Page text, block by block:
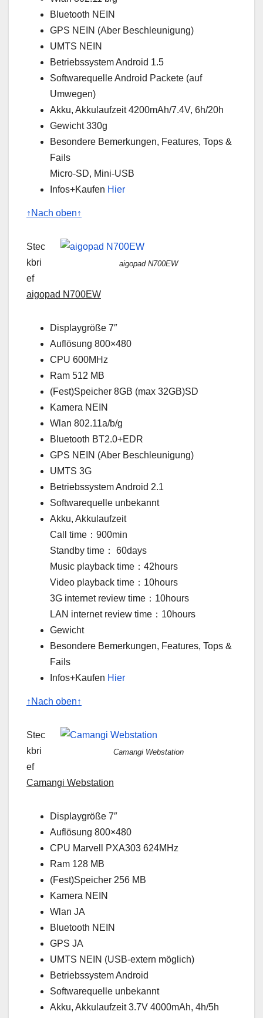
Bluetooth NEIN
GPS NEIN (Aber Beschleunigung)
UMTS NEIN
Betriebssystem Android 1.5
Softwarequelle Android Packete (auf
Umwegen)
Akku, Akkulaufzeit 4200mAh/7.4V, 6h/20h
Gewicht 330g
Besondere Bemerkungen, Features, Tops &
Fails
Micro-SD, Mini-USB
Infos+Kaufen Hier
↑Nach oben↑
aigopad N700EW
Stec
kbri
ef
aigopad N700EW
Displaygröße 7″
Auflösung 800×480
CPU 600MHz
Ram 512 MB
(Fest)Speicher 8GB (max 32GB)SD
Kamera NEIN
Wlan 802.11a/b/g
Bluetooth BT2.0+EDR
GPS NEIN (Aber Beschleunigung)
UMTS 3G
Betriebssystem Android 2.1
Softwarequelle unbekannt
Akku, Akkulaufzeit
Call time：900min
Standby time： 60days
Music playback time：42hours
Video playback time：10hours
3G internet review time：10hours
LAN internet review time：10hours
Gewicht
Besondere Bemerkungen, Features, Tops &
Fails
Infos+Kaufen Hier
↑Nach oben↑
Camangi Webstation
Stec
kbri
ef
Camangi Webstation
Displaygröße 7″
Auflösung 800×480
CPU Marvell PXA303 624MHz
Ram 128 MB
(Fest)Speicher 256 MB
Kamera NEIN
Wlan JA
Bluetooth NEIN
GPS JA
UMTS NEIN (USB-extern möglich)
Betriebssystem Android
Softwarequelle unbekannt
Akku, Akkulaufzeit 3.7V 4000mAh, 4h/5h